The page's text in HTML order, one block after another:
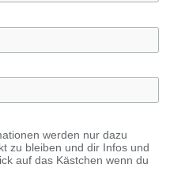
werden nur dazu
zu bleiben und dir Infos und
auf das Kästchen wenn du